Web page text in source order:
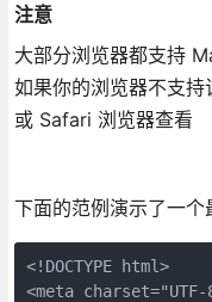
注意
大部分浏览器都支持
如果你的浏览器不支
或 Safari 浏览器查看
下面的范例演示了一
<!DOCTYPE html>
<meta charset="UTF-